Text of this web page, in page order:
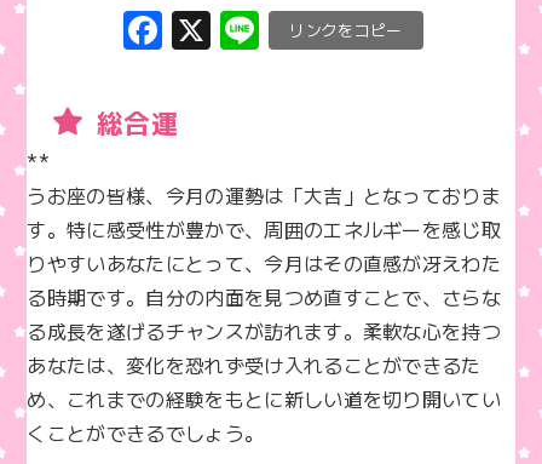
F
a
c
e
b
o
o
k
X Li
n
C
o
Li
n
k
総合運
**
うお座の皆様、今月の運勢は「大吉」となっておりま
す。特に感受性が豊かで、周囲のエネルギーを感じ取
りやすいあなたにとって、今月はその直感が冴えわた
る時期です。自分の内面を見つめ直すことで、さらな
る成長を遂げるチャンスが訪れます。柔軟な心を持つ
あなたは、変化を恐れず受け入れることができるた
め、これまでの経験をもとに新しい道を切り開いてい
くことができるでしょう。